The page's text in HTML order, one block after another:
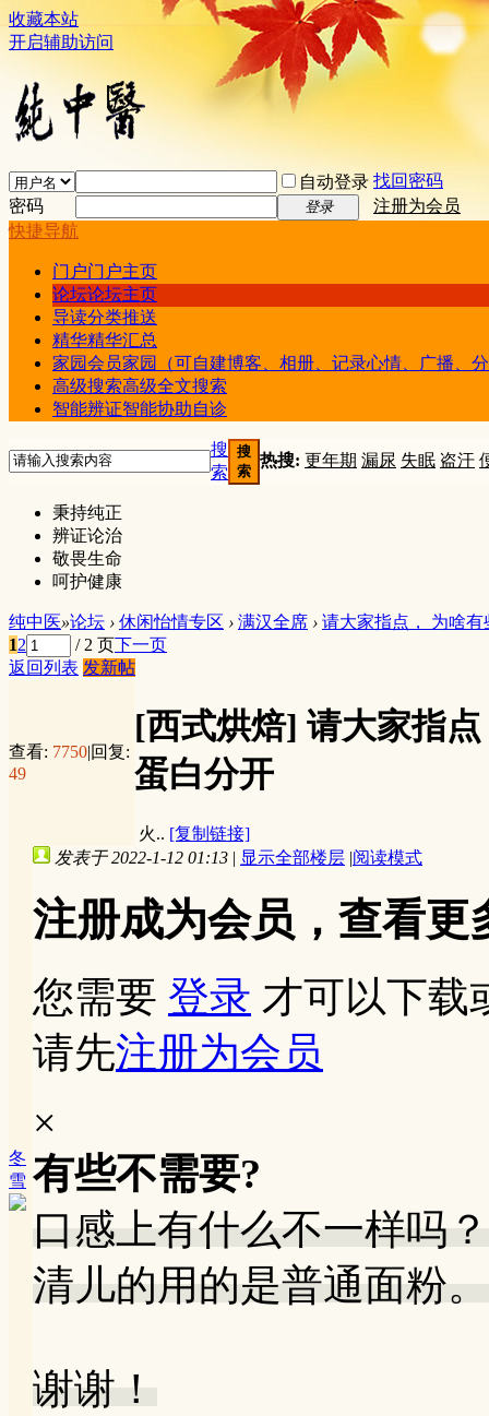
收藏本站
开启辅助访问
自动登录 找回密码
密码
登录
注册为会员
快捷导航
门户门户主页
论坛论坛主页
导读分类推送
精华精华汇总
家园会员家园（可自建博客、相册、记录心情、广播、
高级搜索高级全文搜索
智能辨证智能协助自诊
搜
索
搜
索
热搜: 更年期 漏尿 失眠 盗汗
秉持纯正
辨证论治
敬畏生命
呵护健康
纯中医»论坛 › 休闲怡情专区 › 满汉全席 › 请大家指点， 为啥
12 / 2 页下一页
返回列表 发新帖
查看: 7750|回复:
49
[西式烘焙] 请大家指
蛋白分开
火.. [复制链接]
冬
雪
发表于 2022-1-12 01:13 | 显示全部楼层 |阅读模式
注册成为会员，查看更
您需要 登录 才可以下载
请先注册为会员
×
有些不需要?
口感上有什么不一样吗
清儿的用的是普通面粉。
谢谢！